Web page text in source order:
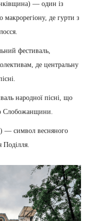
— один із
макрорегіону, де гурти з
фестиваль,
де центральну
народної пісні, що
Слобожанщини.
— символ весняного
Поділля.